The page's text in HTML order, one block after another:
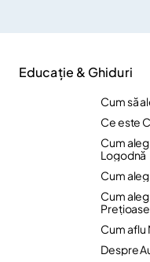
Educație & Ghiduri
Cum să
Ce este
Cum
Logodnă
Cum
Cum
Preţioase
Cum aflu
Despre